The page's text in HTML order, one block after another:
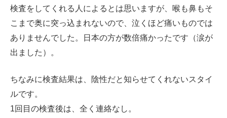
検査をしてくれる人によるとは思いますが、喉も鼻もそ
こまで奥に突っ込まれないので、泣くほど痛いものでは
ありませんでした。日本の方が数倍痛かったです（涙が
出ました）。
ちなみに検査結果は、陰性だと知らせてくれないスタイ
ルです。
1回目の検査後は、全く連絡なし。